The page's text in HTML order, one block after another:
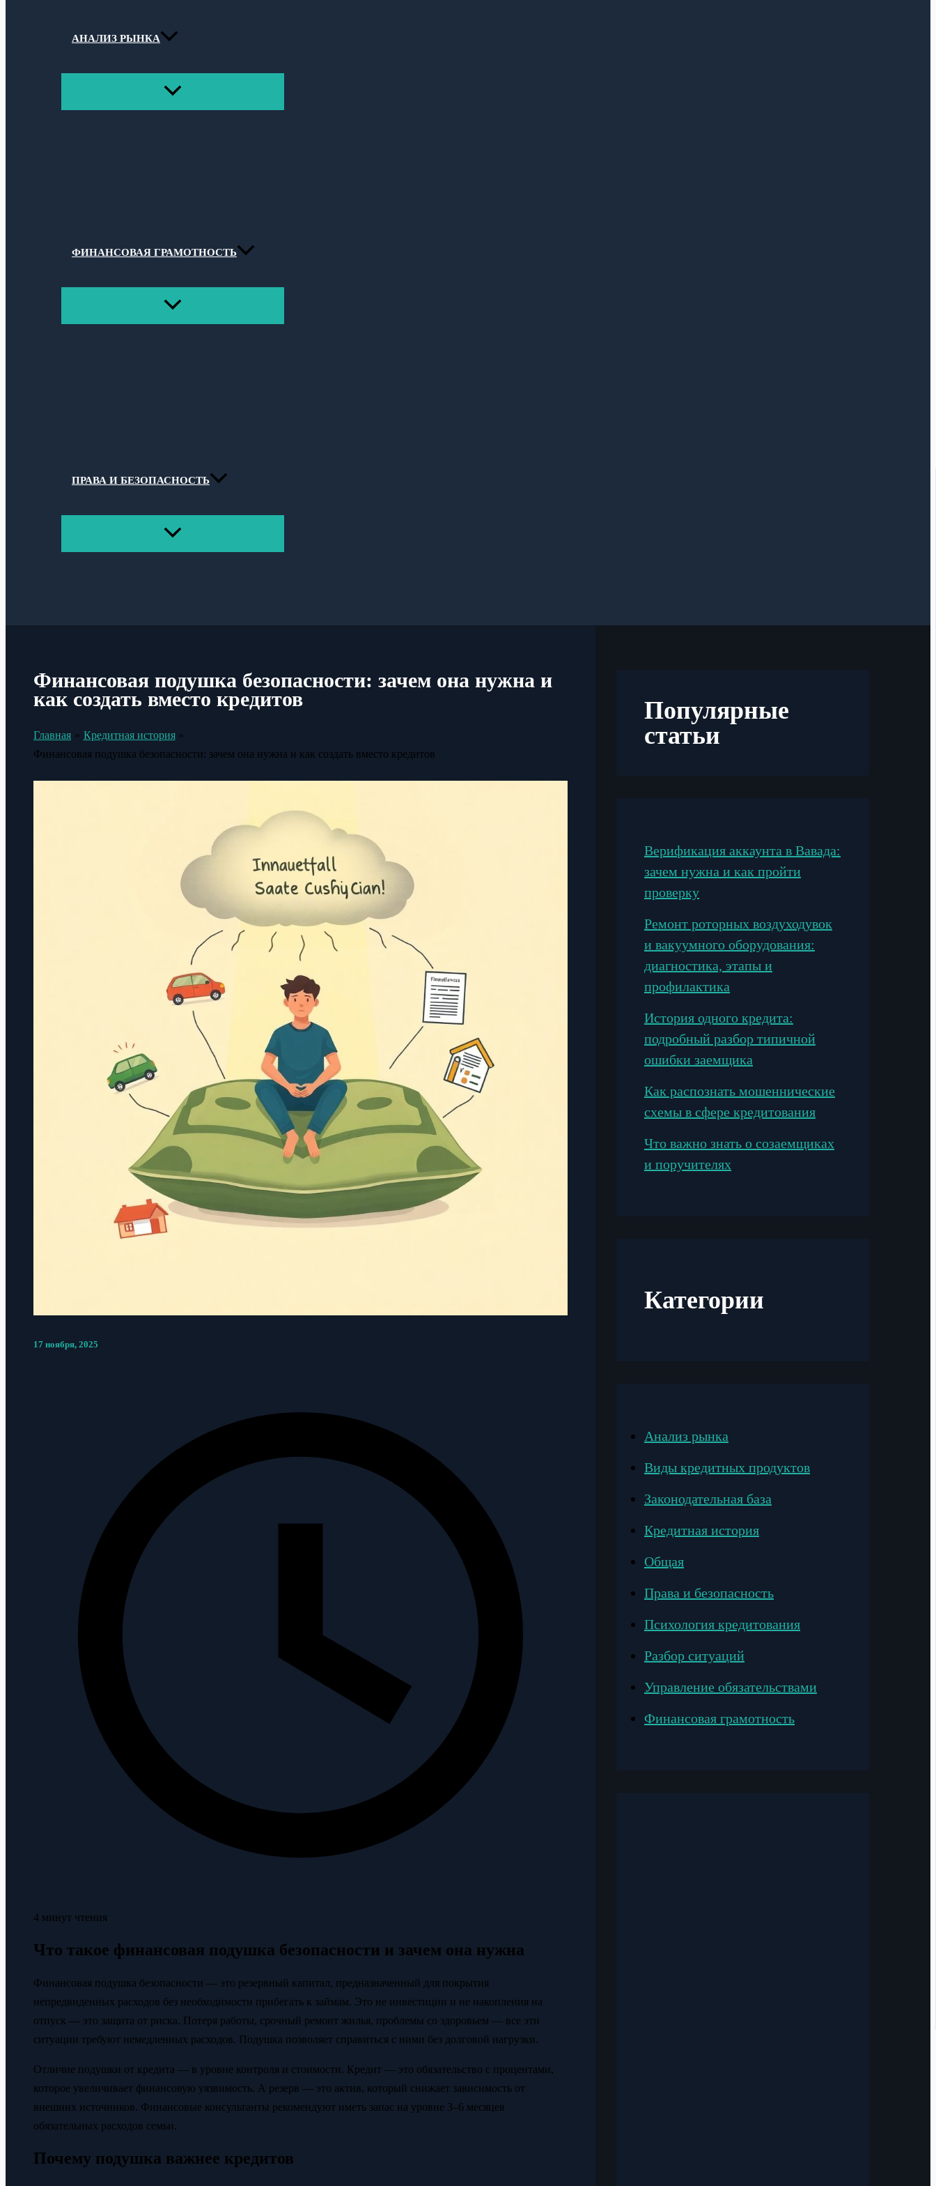
АНАЛИЗ РЫНКА
ПЕРЕКЛЮЧАТЕЛЬ
ФИНАНСОВАЯ ГРАМОТНОСТЬ
ПЕРЕКЛЮЧАТЕЛЬ
ПРАВА И БЕЗОПАСНОСТЬ
ПЕРЕКЛЮЧАТЕЛЬ
Финансовая подушка безопасности: зачем она нужна и
как создать вместо кредитов
Главная
Кредитная история
Финансовая подушка безопасности: зачем она нужна и как создать вместо кредитов
17 ноября, 2025
4 минут чтения
Что такое финансовая подушка безопасности и зачем она нужна
Финансовая подушка безопасности — это резервный капитал, предназначенный для покрытия
непредвиденных расходов без необходимости прибегать к займам. Это не инвестиции и не накопления на
отпуск — это защита от риска. Потеря работы, срочный ремонт жилья, проблемы со здоровьем — все эти
ситуации требуют немедленных расходов. Подушка позволяет справиться с ними без долговой нагрузки.
Отличие подушки от кредита — в уровне контроля и стоимости. Кредит — это обязательство с процентами,
которое увеличивает финансовую уязвимость. А резерв — это актив, который снижает зависимость от
внешних источников. Финансовые консультанты рекомендуют иметь запас на уровне 3–6 месяцев
обязательных расходов семьи.
Почему подушка важнее кредитов
Популярные
статьи
Верификация аккаунта в Вавада:
зачем нужна и как пройти
проверку
Ремонт роторных воздуходувок
и вакуумного оборудования:
диагностика, этапы и
профилактика
История одного кредита:
подробный разбор типичной
ошибки заемщика
Как распознать мошеннические
схемы в сфере кредитования
Что важно знать о созаемщиках
и поручителях
Категории
Анализ рынка
Виды кредитных продуктов
Законодательная база
Кредитная история
Общая
Права и безопасность
Психология кредитования
Разбор ситуаций
Управление обязательствами
Финансовая грамотность